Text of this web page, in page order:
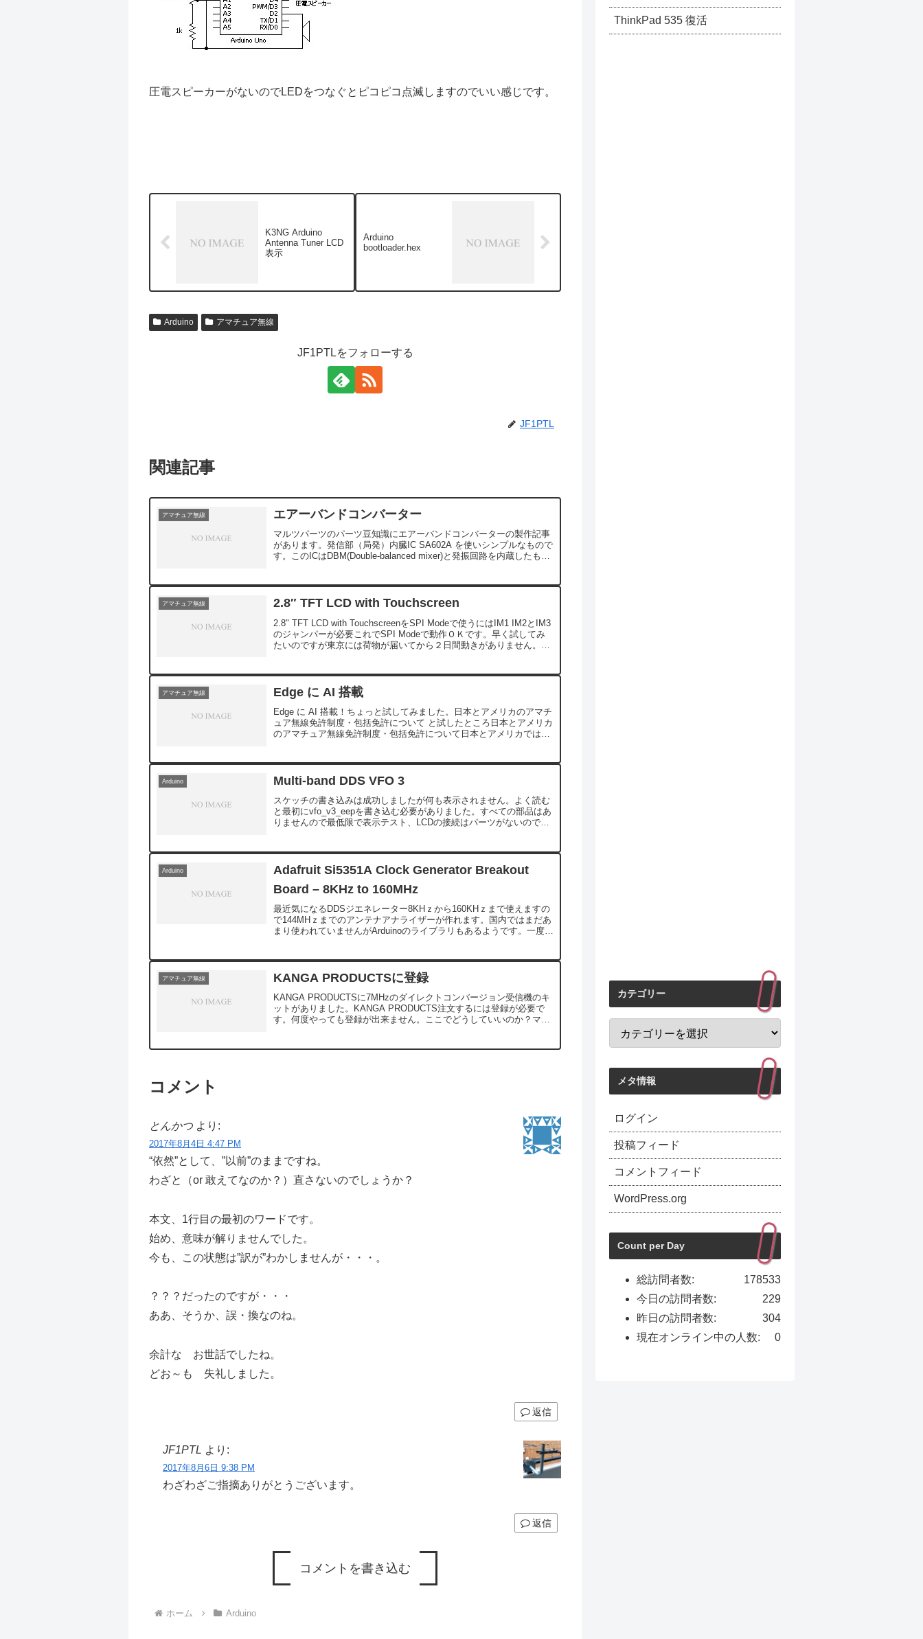
圧電スピーカーがないのでLEDをつなぐとピコピコ点滅しますのでいい感じです。
K3NG Arduino
Antenna Tuner LCD
表示
Arduino
bootloader.hex
Arduino アマチュア無線
JF1PTLをフォローする
JF1PTL
関連記事
アマチュア無線 エアーバンドコンバーター
マルツパーツのパーツ豆知識にエアーバンドコンバーターの製作記事
があります。発信部（局発）内臓IC SA602A を使いシンプルなもので
す。このICはDBM(Double-balanced mixer)と発振回路を内蔵したもの
アマチュア無線 2.8″ TFT LCD with Touchscreen
2.8" TFT LCD with TouchscreenをSPI Modeで使うにはIM1 IM2とIM3
のジャンパーが必要これでSPI Modeで動作ＯＫです。早く試してみ
たいのですが東京には荷物が届いてから２日間動きがありません。着
アマチュア無線 Edge に AI 搭載
Edge に AI 搭載！ちょっと試してみました。日本とアメリカのアマチ
ュア無線免許制度・包括免許について と試したところ日本とアメリカ
のアマチュア無線免許制度・包括免許について日本とアメリカでは、
Arduino Multi-band DDS VFO 3
スケッチの書き込みは成功しましたが何も表示されません。よく読む
と最初にvfo_v3_eepを書き込む必要がありました。すべての部品はあ
りませんので最低限で表示テスト、LCDの接続はパーツがないので抵
Arduino
Adafruit Si5351A Clock Generator Breakout
Board – 8KHz to 160MHz
最近気になるDDSジエネレーター8KHｚから160KHｚまで使えますの
で144MHｚまでのアンテナアナライザーが作れます。国内ではまだあ
まり使われていませんがArduinoのライブラリもあるようです。一度試
アマチュア無線 KANGA PRODUCTSに登録
KANGA PRODUCTSに7MHzのダイレクトコンバージョン受信機のキ
ットがありました。KANGA PRODUCTS注文するには登録が必要で
す。何度やっても登録が出来ません。ここでどうしていいのか？マウ
コメント
とんかつ より:
2017年8月4日 4:47 PM
“依然”として、”以前”のままですね。
わざと（or 敢えてなのか？）直さないのでしょうか？
本文、1行目の最初のワードです。
始め、意味が解りませんでした。
今も、この状態は”訳が”わかしませんが・・・。
？？？だったのですが・・・
ああ、そうか、誤・換なのね。
余計な お世話でしたね。
どお～も 失礼しました。
返信
JF1PTL より:
2017年8月6日 9:38 PM
わざわざご指摘ありがとうございます。
返信
コメントを書き込む
ホーム Arduino
ThinkPad 535 復活
カテゴリー
メタ情報
ログイン
投稿フィード
コメントフィード
WordPress.org
Count per Day
178533
総訪問者数:
229
今日の訪問者数:
304
昨日の訪問者数:
0
現在オンライン中の人数: